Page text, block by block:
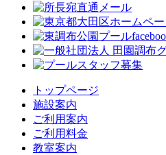
トップページ
施設案内
ご利用案内
ご利用料金
教室案内